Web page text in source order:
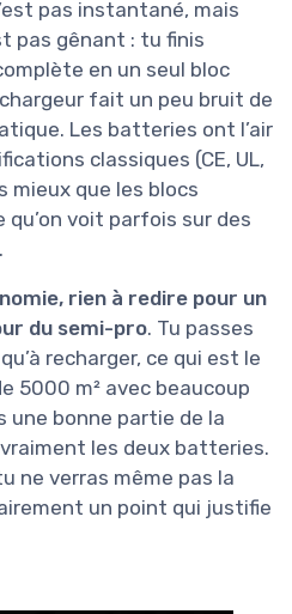
pas instantané, mais
pas gênant : tu finis
en un seul bloc
fait un peu bruit de
Les batteries ont l’air
classiques (CE, UL,
mieux que les blocs
voit parfois sur des
rien à redire pour un
du semi-pro. Tu passes
recharger, ce qui est le
5000 m² avec beaucoup
une bonne partie de la
les deux batteries.
ne verras même pas la
un point qui justifie